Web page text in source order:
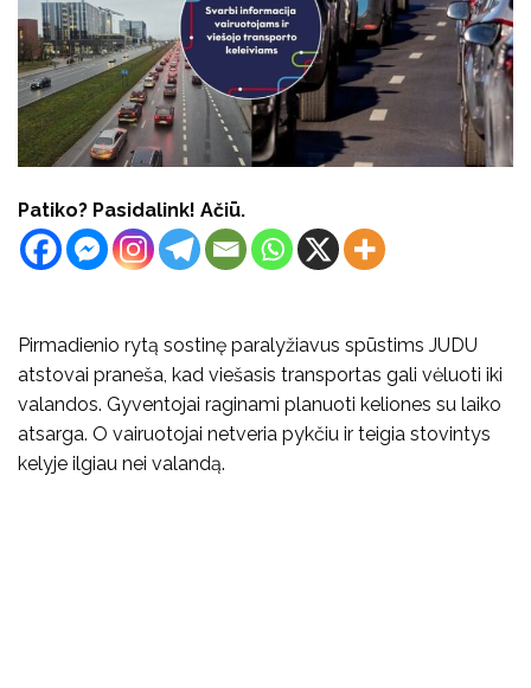
Patiko? Pasidalink! Ačiū.
Pirmadienio rytą sostinę paralyžiavus spūstims JUDU
atstovai praneša, kad viešasis transportas gali vėluoti iki
valandos. Gyventojai raginami planuoti keliones su laiko
atsarga. O vairuotojai netveria pykčiu ir teigia stovintys
kelyje ilgiau nei valandą.